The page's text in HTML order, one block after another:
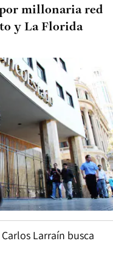
por millonaria red
y La Florida
Larraín busca